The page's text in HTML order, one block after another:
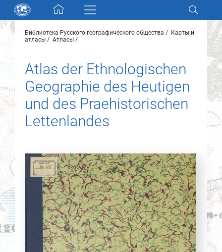
Skip navigation
Разделы и коллекции
Электронный каталог
Новости
О нас
Контакты
Партнеры
Найти
Библиотека Русского географического общества
Карты и
атласы
Атласы
Atlas der Ethnologischen
Geographie des Heutigen
und des Praehistorischen
Lettenlandes